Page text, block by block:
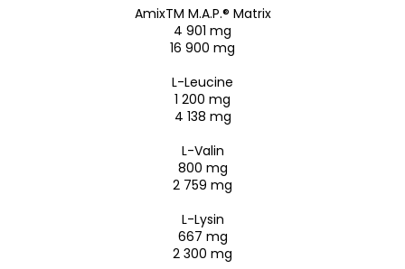
AmixTM M.A.P.® Matrix
4 901 mg
16 900 mg
L-Leucine
1 200 mg
4 138 mg
L-Valin
800 mg
2 759 mg
L-Lysin
667 mg
2 300 mg